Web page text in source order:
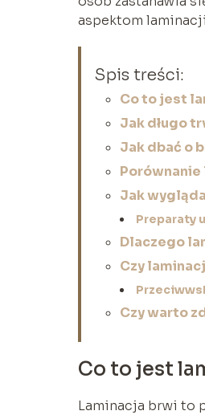
aspektom
Spis treści:
Co to jest
Jak długo
Jak dbać o
Porównanie
Jak
Preparaty
Dlaczego
Czy
Czy warto
Co to jest
Laminacja brwi to